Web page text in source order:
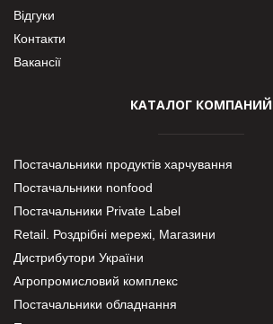
Відгуки
Контакти
Вакансії
КАТАЛОГ КОМПАНИЙ
Постачальники продуктів харчування
Постачальники nonfood
Постачальники Private Label
Retail. Роздрібні мережі, Магазини
Дистрибутори України
Агропромисловий комплекс
Постачальники обладнання